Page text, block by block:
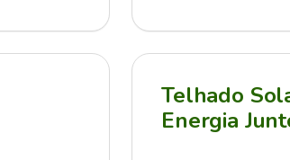
Telhado
Energia